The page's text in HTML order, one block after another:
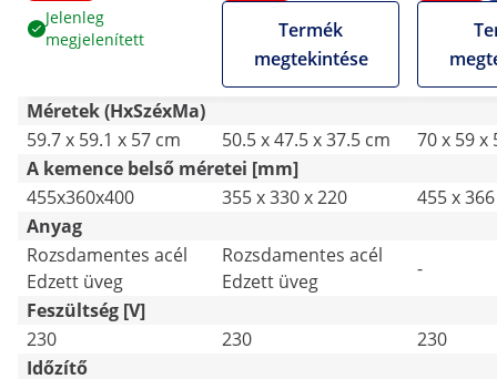
Jelenleg
megjelenített
Termék
megtekintése
tepsi
Méretek (HxSzéxMa)
59.7 x 59.1 x 57 cm
50.5 x 47.5 x 37.5 cm
70 x 59 x
A kemence belső méretei [mm]
455x360x400
355 x 330 x 220
455 x
Anyag
Rozsdamentes acél
Edzett üveg
Rozsdamentes acél
Edzett üveg
-
Feszültség [V]
230
230
230
Időzítő